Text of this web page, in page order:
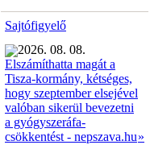
Sajtófigyelő
2026. 08. 08.
Elszámíthatta magát a
Tisza-kormány, kétséges,
hogy szeptember elsejével
valóban sikerül bevezetni
a gyógyszeráfa-
csökkentést - nepszava.hu»